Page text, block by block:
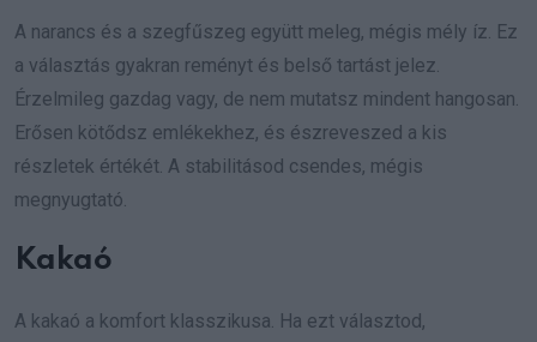
A narancs és a szegfűszeg együtt meleg, mégis mély íz. Ez
a választás gyakran reményt és belső tartást jelez.
Érzelmileg gazdag vagy, de nem mutatsz mindent hangosan.
Erősen kötődsz emlékekhez, és észreveszed a kis
részletek értékét. A stabilitásod csendes, mégis
megnyugtató.
Kakaó
A kakaó a komfort klasszikusa. Ha ezt választod,